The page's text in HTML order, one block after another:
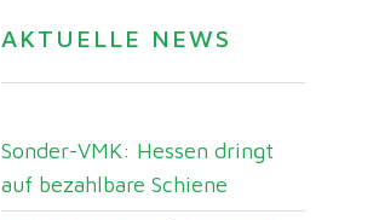
AKTUELLE NEWS
Sonder-VMK: Hessen dringt
auf bezahlbare Schiene